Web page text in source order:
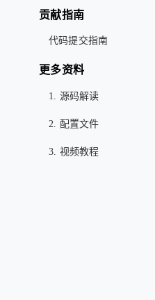
贡献指南
代码提交指南
更多资料
1. 源码解读
2. 配置文件
3. 视频教程